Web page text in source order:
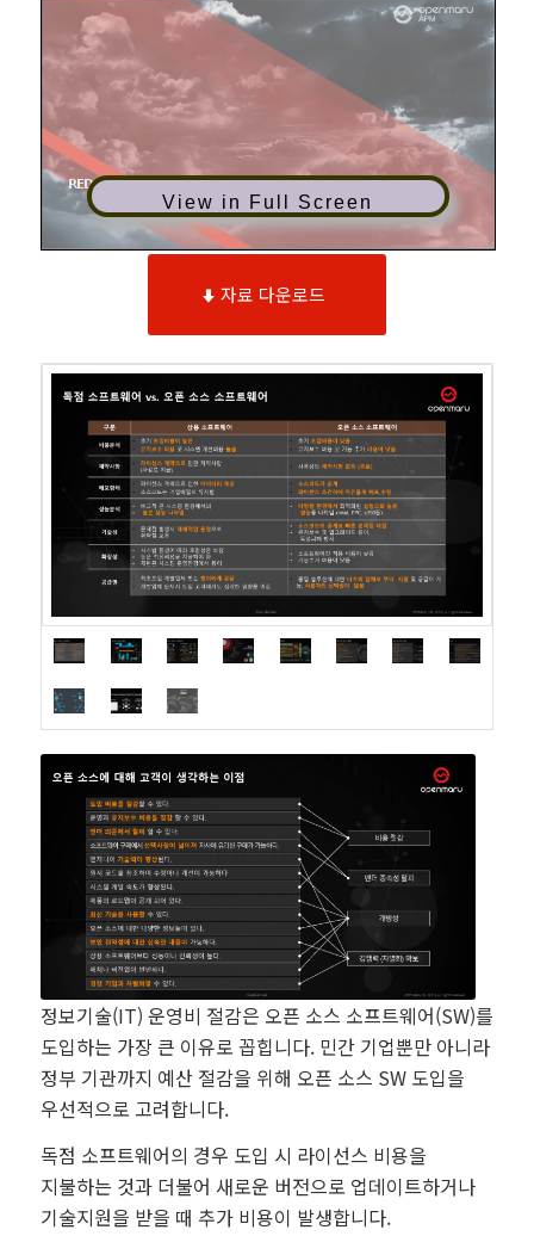
View in Full Screen
자료 다운로드
정보기술(IT) 운영비 절감은 오픈 소스 소프트웨어(SW)를
도입하는 가장 큰 이유로 꼽힙니다. 민간 기업뿐만 아니라
정부 기관까지 예산 절감을 위해 오픈 소스 SW 도입을
우선적으로 고려합니다.
독점 소프트웨어의 경우 도입 시 라이선스 비용을
지불하는 것과 더불어 새로운 버전으로 업데이트하거나
기술지원을 받을 때 추가 비용이 발생합니다.